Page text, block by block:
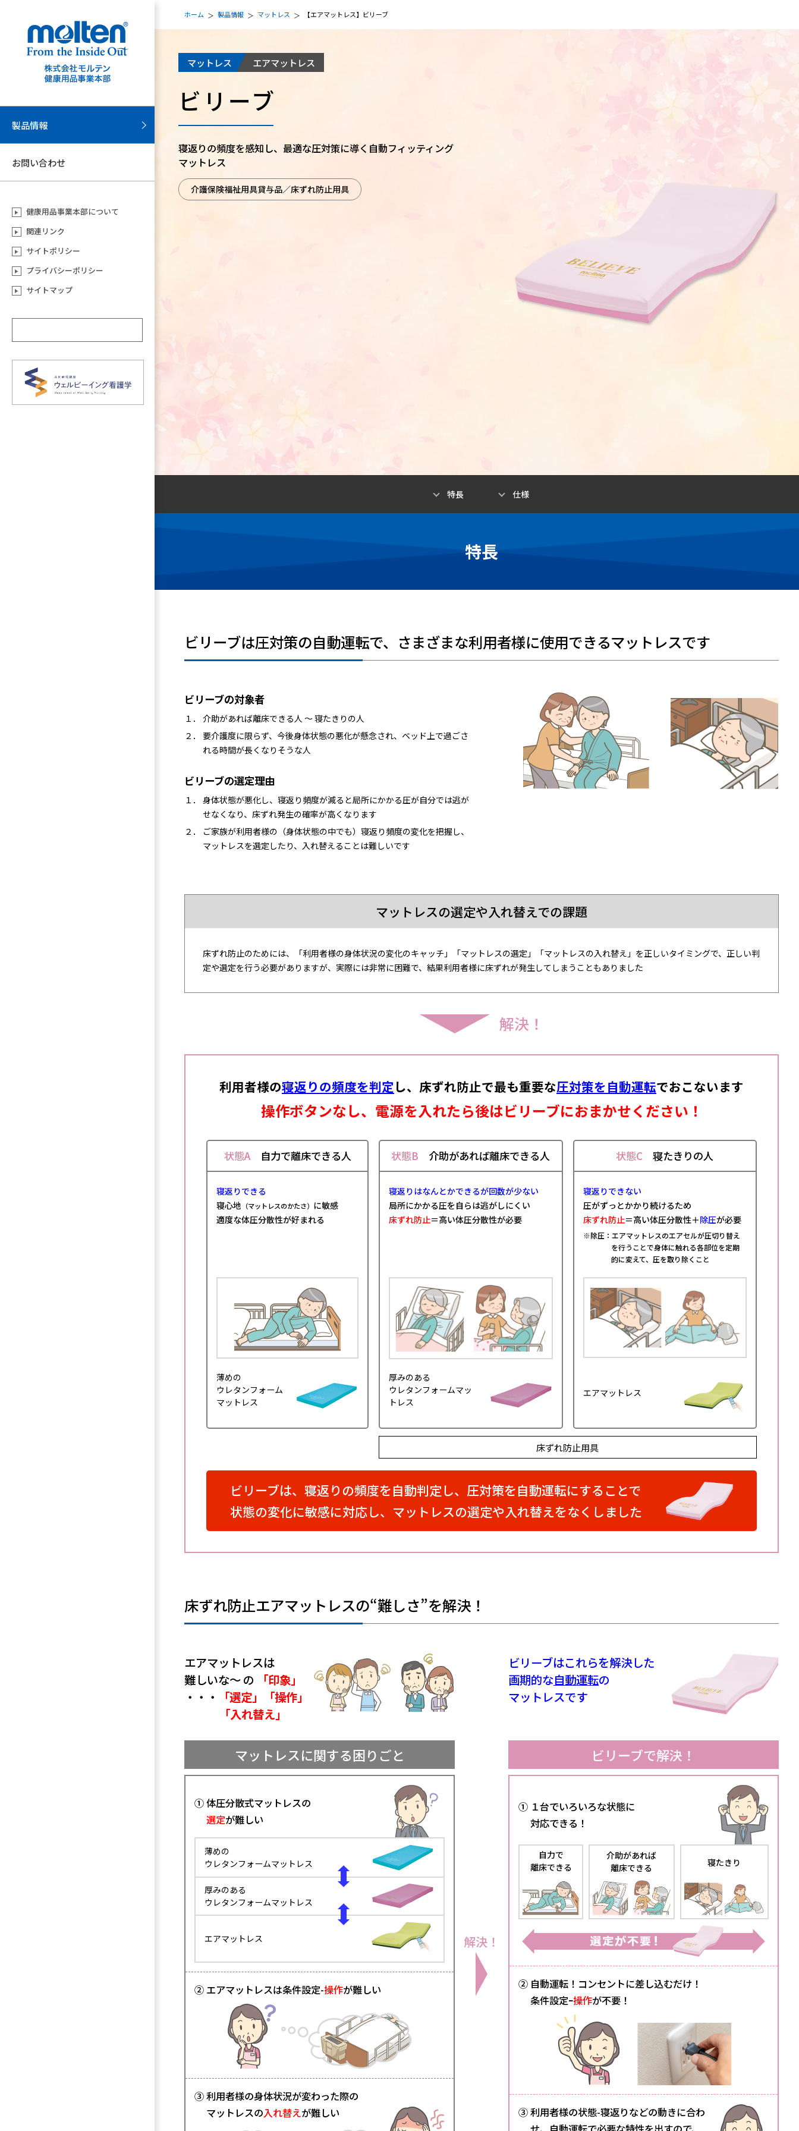
製品情報
お問い合わせ
健康用品事業本部について
関連リンク
サイトポリシー
プライバシーポリシー
サイトマップ
ホーム 製品情報 マットレス 【エアマットレス】ビリーブ
マットレス エアマットレス
ビリーブ
寝返りの頻度を感知し、最適な圧対策に導く自動フィッティング
マットレス
介護保険福祉用具貸与品／床ずれ防止用具
特長 仕様
特長
ビリーブは圧対策の自動運転で、さまざまな利用者様に使用できるマットレスです
ビリーブの対象者
１． 介助があれば離床できる人 ～ 寝たきりの人
２． 要介護度に限らず、今後身体状態の悪化が懸念され、ベッド上で過ごさ
れる時間が長くなりそうな人
ビリーブの選定理由
１． 身体状態が悪化し、寝返り頻度が減ると局所にかかる圧が自分では逃が
せなくなり、床ずれ発生の確率が高くなります
２． ご家族が利用者様の（身体状態の中でも）寝返り頻度の変化を把握し、
マットレスを選定したり、入れ替えることは難しいです
マットレスの選定や入れ替えでの課題
床ずれ防止のためには、「利用者様の身体状況の変化のキャッチ」「マットレスの選定」「マットレスの入れ替え」を正しいタイミングで、正しい判
定や選定を行う必要がありますが、実際には非常に困難で、結果利用者様に床ずれが発生してしまうこともありました
解決！
利用者様の寝返りの頻度を判定し、 床ずれ防止で最も重要な圧対策を自動運転でおこないます
操作ボタンなし、電源を入れたら後はビリーブにおまかせください！
状態A自力で離床できる人
寝返りできる
寝心地 （マットレスのかたさ） に敏感
適度な体圧分散性が好まれる
薄めの
ウレタンフォーム
マットレス
床ずれ防止用具
状態B 介助があれば離床できる人
寝返りはなんとかできるが回数が少ない
局所にかかる圧を自らは逃がしにくい
床ずれ防止＝高い体圧分散性が必要
厚みのある
ウレタンフォームマッ
トレス
状態C 寝たきりの人
寝返りできない
圧がずっとかかり続けるため
床ずれ防止＝高い体圧分散性＋除圧が必要
※除圧：エアマットレスのエアセルが圧切り替え
を行うことで身体に触れる各部位を定期
的に変えて、圧を取り除くこと
エアマットレス
ビリーブは、寝返りの頻度を自動判定し、圧対策を自動運転にすることで
状態の変化に敏感に対応し、マットレスの選定や入れ替えをなくしました
床ずれ防止エアマットレスの“難しさ”を解決！
エアマットレスは
難しいな～ の
「印象」
・・・
「選定」「操作」
「入れ替え」
ビリーブはこれらを解決した
画期的な自動運転の
マットレスです
マットレスに関する困りごと
① 体圧分散式マットレスの
選定が難しい
薄めの
ウレタンフォームマットレス
厚みのある
ウレタンフォームマットレス
エアマットレス
② エアマットレスは条件設定-操作が難しい
③ 利用者様の身体状況が変わった際の
マットレスの入れ替えが難しい
解決！
ビリーブで解決！
① １台でいろいろな状態に
対応できる！
自力で
離床できる
介助があれば
離床できる
寝たきり
② 自動運転！コンセントに差し込むだけ！
条件設定ｰ操作が不要！
③ 利用者様の状態-寝返りなどの動きに合わ